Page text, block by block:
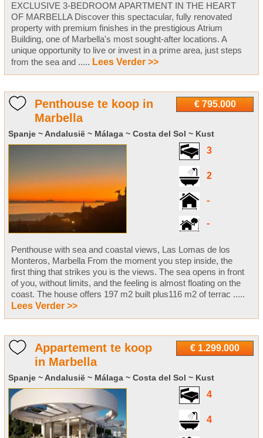
EXCLUSIVE 3-BEDROOM APARTMENT IN THE HEART
OF MARBELLA Discover this spectacular, fully renovated
property with premium finishes in the prestigious Atrium
Building, one of Marbella's most sought-after locations. A
unique opportunity to live or invest in a prime area, just steps
from the sea and ..... Lees Verder >>
€ 795.000
Penthouse te koop in
Marbella
Spanje ~ Andalusië ~ Málaga ~ Costa del Sol ~ Kust
3
2
-
-
Penthouse with sea and coastal views, Las Lomas de los
Monteros, Marbella From the moment you step inside, the
first thing that strikes you is the views. The sea opens in front
of you, without limits, and the feeling is almost floating on the
coast. The house offers 197 m2 built plus116 m2 of terrac .....
Lees Verder >>
€ 1.299.000
Appartement te koop
in Marbella
Spanje ~ Andalusië ~ Málaga ~ Costa del Sol ~ Kust
4
4